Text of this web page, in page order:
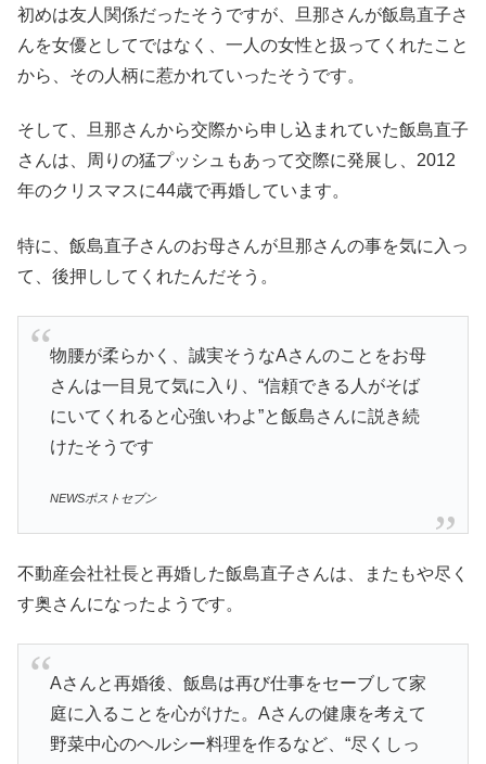
初めは友人関係だったそうですが、旦那さんが飯島直子さ
んを女優としてではなく、一人の女性と扱ってくれたこと
から、その人柄に惹かれていったそうです。
そして、旦那さんから交際から申し込まれていた飯島直子
さんは、周りの猛プッシュもあって交際に発展し、2012
年のクリスマスに44歳で再婚しています。
特に、飯島直子さんのお母さんが旦那さんの事を気に入っ
て、後押ししてくれたんだそう。
物腰が柔らかく、誠実そうなAさんのことをお母
さんは一目見て気に入り、“信頼できる人がそば
にいてくれると心強いわよ”と飯島さんに説き続
けたそうです
NEWSポストセブン
不動産会社社長と再婚した飯島直子さんは、またもや尽く
す奥さんになったようです。
Aさんと再婚後、飯島は再び仕事をセーブして家
庭に入ることを心がけた。Aさんの健康を考えて
野菜中心のヘルシー料理を作るなど、“尽くしっ